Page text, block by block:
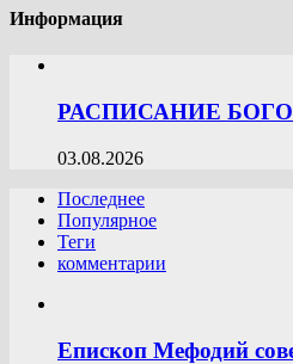
Информация
РАСПИСАНИЕ
03.08.2026
Последнее
Популярное
Теги
комментарии
Епископ Мефодий